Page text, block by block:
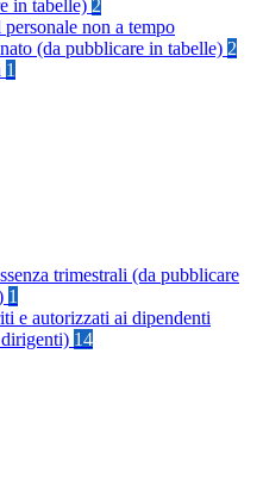
in tabelle) 2
non a tempo
(da pubblicare in tabelle) 2
1
trimestrali (da pubblicare
1
e autorizzati ai dipendenti
14